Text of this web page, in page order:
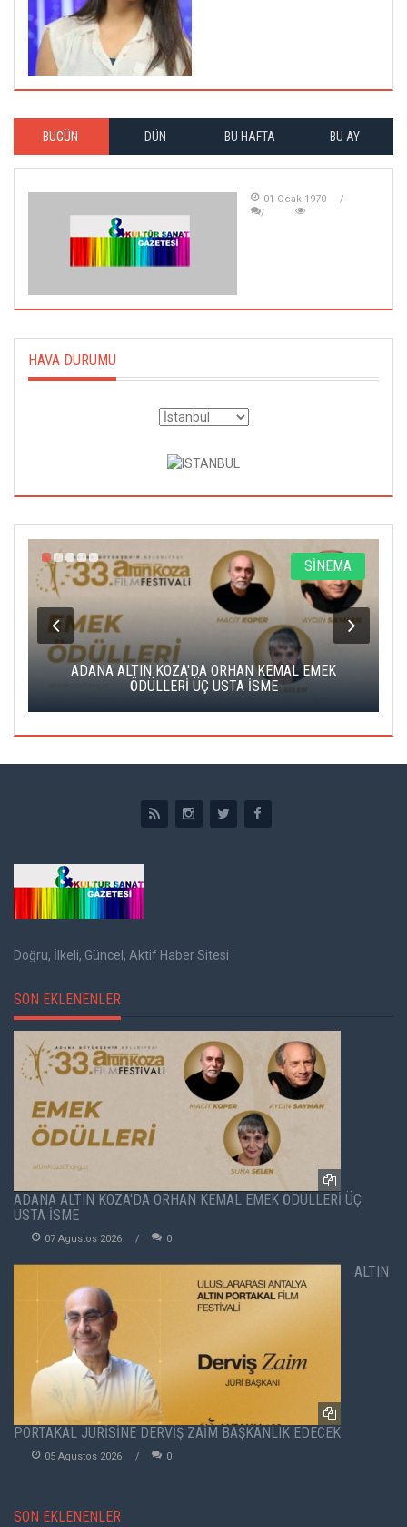
BUGÜN DÜN BU HAFTA BU AY
01 Ocak 1970
HAVA DURUMU
SİNEMA
ADANA ALTIN KOZA'DA ORHAN KEMAL EMEK
ÖDÜLLERİ ÜÇ USTA İSME
Doğru, İlkeli, Güncel, Aktif Haber Sitesi
SON EKLENENLER
ADANA ALTIN KOZA'DA ORHAN KEMAL EMEK ÖDÜLLERİ ÜÇ
USTA İSME
07 Agustos 2026 0
ALTIN
PORTAKAL JÜRİSİNE DERVİŞ ZAİM BAŞKANLIK EDECEK
05 Agustos 2026 0
SON EKLENENLER